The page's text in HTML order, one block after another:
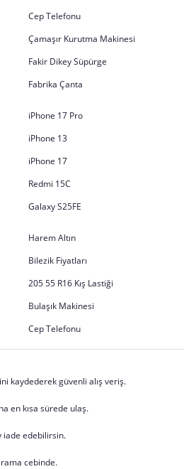
Cep Telefonu
Çamaşır Kurutma Makinesi
Fakir Dikey Süpürge
Fabrika Çanta
iPhone 17 Pro
iPhone 13
iPhone 17
Redmi 15C
Galaxy S25FE
Harem Altın
Bilezik Fiyatları
205 55 R16 Kış Lastiği
Bulaşık Makinesi
Cep Telefonu
kaydederek güvenli alış veriş.
en kısa sürede ulaş.
iade edebilirsin.
cebinde.